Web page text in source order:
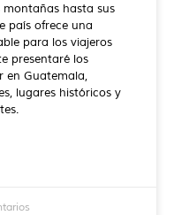
montañas hasta sus
país ofrece una
para los viajeros
presentaré los
en Guatemala,
lugares históricos y